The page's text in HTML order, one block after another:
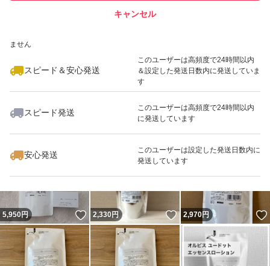
ません
スピード＆安心発送
このユーザーは高頻度で24時間以内
＆設定した発送日数内に発送していま
す
スピード発送
このユーザーは高頻度で24時間以内
に発送しています
安心発送
このユーザーは設定した発送日数内に
発送しています
キャンセル
いいね！
2,950
5,950円 いいね！
2,330円 いいね！
2,970円